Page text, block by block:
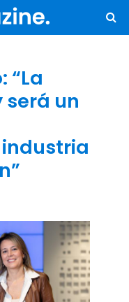
“La
será un